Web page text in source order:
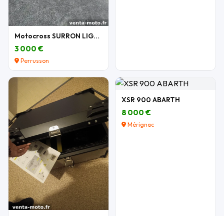
Motocross SURRON LIGHT BEE X 2026
3 000 €
Perrusson
XSR 900 ABARTH
8 000 €
Mérignac